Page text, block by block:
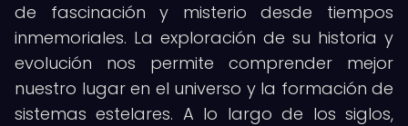
de fascinación y misterio desde tiempos
inmemoriales. La exploración de su historia y
evolución nos permite comprender mejor
nuestro lugar en el universo y la formación de
sistemas estelares. A lo largo de los siglos,